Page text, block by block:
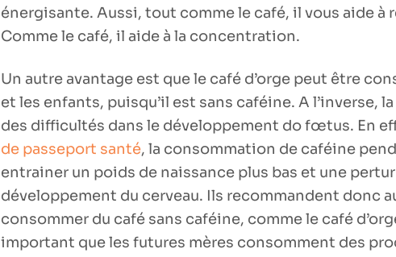
énergisante. Aussi, tout comme le café, il vous aide à
Comme le café, il aide à la concentration.
Un autre avantage est que le café d’orge peut être
et les enfants, puisqu’il est sans caféine. A l’inverse,
des difficultés dans le développement do fœtus. En
de passeport santé, la consommation de caféine
entrainer un poids de naissance plus bas et une
développement du cerveau. Ils recommandent donc
consommer du café sans caféine, comme le café
important que les futures mères consomment des